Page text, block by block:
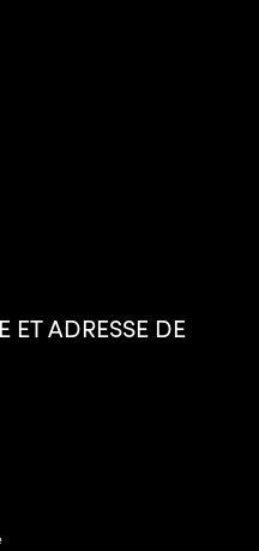
ET ADRESSE DE